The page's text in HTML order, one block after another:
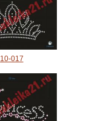
10-017